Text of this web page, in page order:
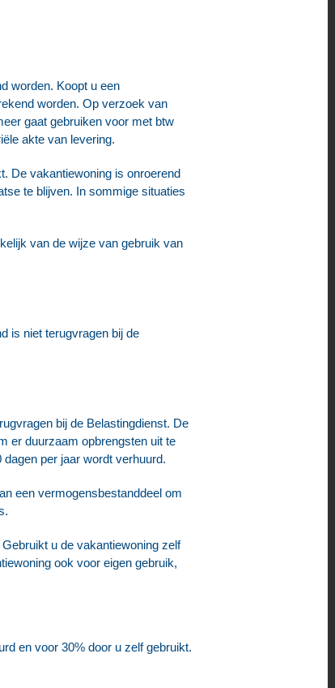
worden. Koopt u een
worden. Op verzoek van
gaat gebruiken voor met btw
akte van levering.
De vakantiewoning is onroerend
te blijven. In sommige situaties
van de wijze van gebruik van
is niet terugvragen bij de
bij de Belastingdienst. De
er duurzaam opbrengsten uit te
per jaar wordt verhuurd.
een vermogensbestanddeel om
u de vakantiewoning zelf
ook voor eigen gebruik,
en voor 30% door u zelf gebruikt.